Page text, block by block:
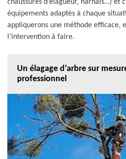
chaussures d’élagueur, harnais…) et
équipements adaptés à chaque
appliquerons une méthode efficace,
l’intervention à faire.
Un élagage d’arbre sur
professionnel